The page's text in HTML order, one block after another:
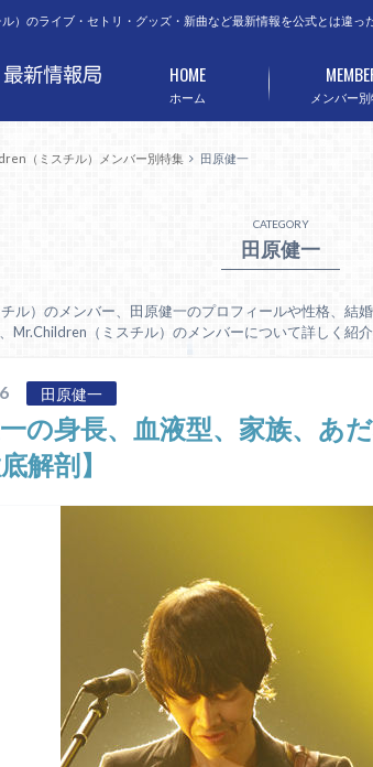
）のライブ・セトリ・グッズ・新曲など最新情報を公式とは違っ
ホーム
HOME
メンバー別
（ミスチル）メンバー別特集 田原健一
CATEGORY
田原健一
ル）のメンバー、田原健一のプロフィールや性格、結
Mr.Children（ミスチル）のメンバーについて詳しく紹介
田原健一
の身長、血液型、家族、あ
解剖】